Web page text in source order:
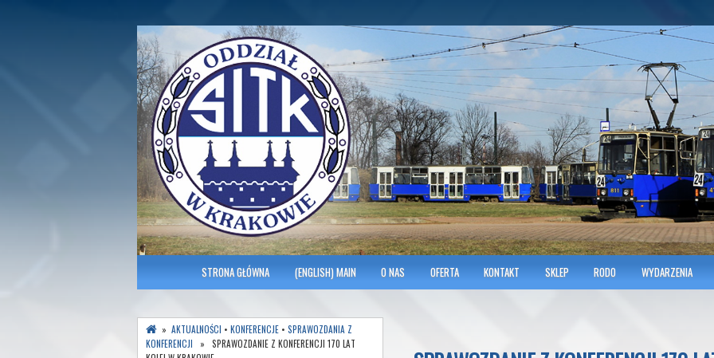
SITK RP Oddział w KRAKOWIE
Polish Association of Engineers & Technicians of Transportation
MENU GŁÓWNESTRONA GŁÓWNA (ENGLISH) MAIN O NAS OFERTA KONTAKT SKLEP RODO WYDARZENIA
» AKTUALNOŚCI • KONFERENCJE • SPRAWOZDANIA Z
KONFERENCJI » SPRAWOZDANIE Z KONFERENCJI 170 LAT